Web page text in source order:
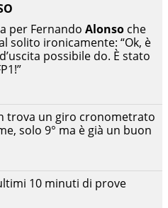
10 minuti di prove
trova un giro cronometrato
solo 9° ma è già un buon
per Fernando Alonso che
solito ironicamente: “Ok, è
possibile do. È stato